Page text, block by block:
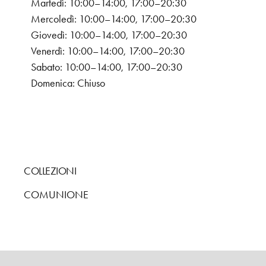
Martedì: 10:00–14:00, 17:00–20:30
Mercoledì: 10:00–14:00, 17:00–20:30
Giovedì: 10:00–14:00, 17:00–20:30
Venerdì: 10:00–14:00, 17:00–20:30
Sabato: 10:00–14:00, 17:00–20:30
Domenica: Chiuso
COLLEZIONI
COMUNIONE